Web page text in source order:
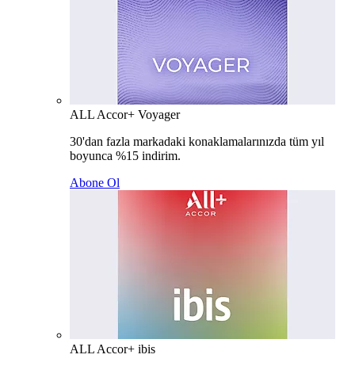
ALL Accor+ Voyager
30'dan fazla markadaki konaklamalarınızda tüm yıl
boyunca %15 indirim.
Abone Ol
ALL Accor+ ibis